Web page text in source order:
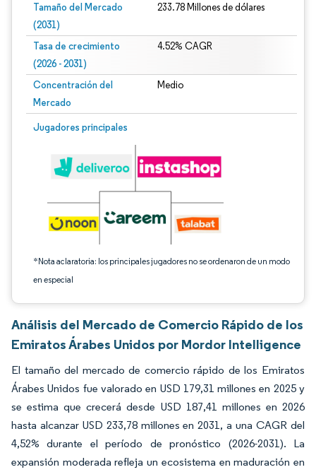
Tamaño del Mercado
(2031)
233.78 Millones de dólares
Tasa de crecimiento
(2026 - 2031)
4.52% CAGR
Concentración del
Mercado
Medio
Jugadores principales
*Nota aclaratoria: los principales jugadores no se ordenaron de un modo
en especial
Imagen © Mordor Intelligence. El uso requiere atribución según CC BY 4.0.
Análisis del Mercado de Comercio Rápido de los
Emiratos Árabes Unidos por Mordor Intelligence
El tamaño del mercado de comercio rápido de los Emiratos
Árabes Unidos fue valorado en USD 179,31 millones en 2025 y
se estima que crecerá desde USD 187,41 millones en 2026
hasta alcanzar USD 233,78 millones en 2031, a una CAGR del
4,52% durante el período de pronóstico (2026-2031). La
expansión moderada refleja un ecosistema en maduración en